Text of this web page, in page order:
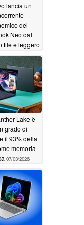
lancia un
del
Neo dal
e leggero
12/2026
Lake è
grado di
il 93% della
memoria
07/03/2026